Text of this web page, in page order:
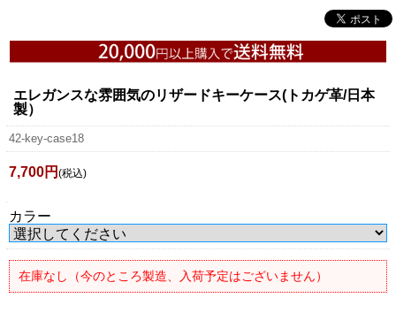
エレガンスな雰囲気のリザードキーケース(トカゲ革/日本
製）
42-key-case18
7,700円 (税込)
カラー
在庫なし（今のところ製造、入荷予定はございません）